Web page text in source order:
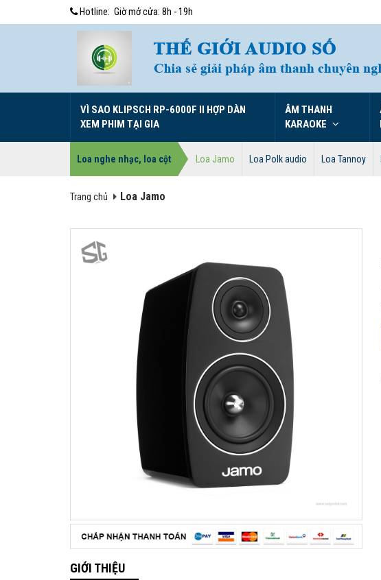
Hotline: Giờ mở cửa: 8h - 19h
VÌ SAO KLIPSCH RP-6000F II HỢP DÀN
XEM PHIM TẠI GIA
ÂM THANH
KARAOKE
Loa nghe nhạc, loa cột Loa Jamo Loa Polk audio Loa Tannoy
Trang chủ Loa Jamo
GIỚI THIỆU